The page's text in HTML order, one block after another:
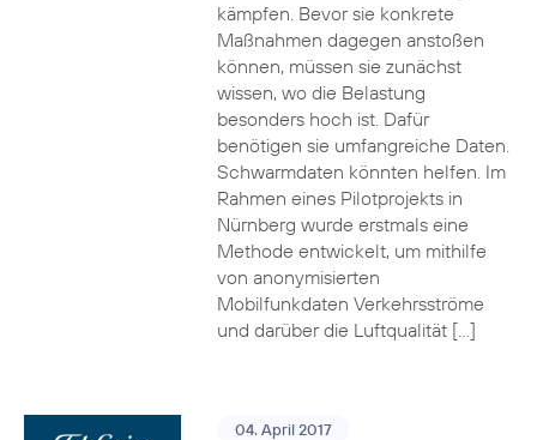
kämpfen. Bevor sie konkrete
Maßnahmen dagegen anstoßen
können, müssen sie zunächst
wissen, wo die Belastung
besonders hoch ist. Dafür
benötigen sie umfangreiche Daten.
Schwarmdaten könnten helfen. Im
Rahmen eines Pilotprojekts in
Nürnberg wurde erstmals eine
Methode entwickelt, um mithilfe
von anonymisierten
Mobilfunkdaten Verkehrsströme
und darüber die Luftqualität […]
04. April 2017